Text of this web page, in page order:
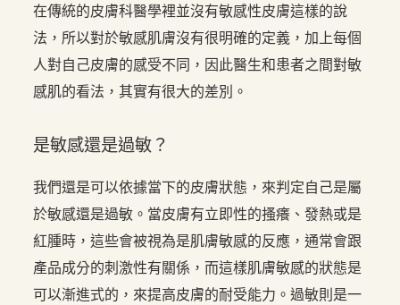
在傳統的皮膚科醫學裡並沒有敏感性皮膚這樣的說
法，所以對於敏感肌膚沒有很明確的定義，加上每個
人對自己皮膚的感受不同，因此醫生和患者之間對敏
感肌的看法，其實有很大的差別。
是敏感還是過敏？
我們還是可以依據當下的皮膚狀態，來判定自己是屬
於敏感還是過敏。當皮膚有立即性的搔癢、發熱或是
紅腫時，這些會被視為是肌膚敏感的反應，通常會跟
產品成分的刺激性有關係，而這樣肌膚敏感的狀態是
可以漸進式的，來提高皮膚的耐受能力。過敏則是一